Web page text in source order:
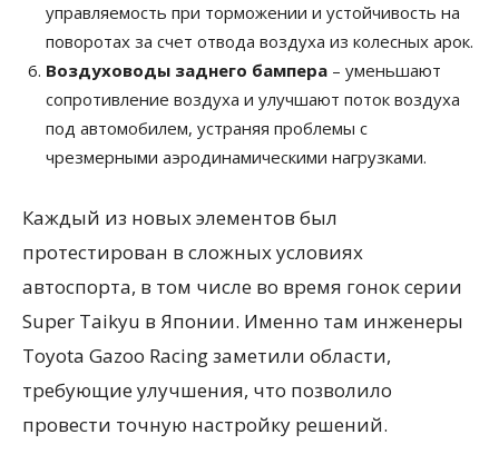
управляемость при торможении и устойчивость на
поворотах за счет отвода воздуха из колесных арок.
Воздуховоды заднего бампера – уменьшают
сопротивление воздуха и улучшают поток воздуха
под автомобилем, устраняя проблемы с
чрезмерными аэродинамическими нагрузками.
Каждый из новых элементов был
протестирован в сложных условиях
автоспорта, в том числе во время гонок серии
Super Taikyu в Японии. Именно там инженеры
Toyota Gazoo Racing заметили области,
требующие улучшения, что позволило
провести точную настройку решений.